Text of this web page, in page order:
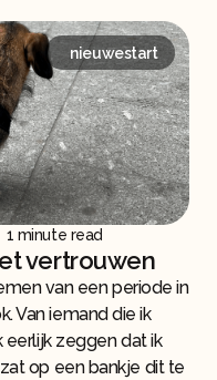
nieuwestart
1 minute read
vertrouwen
van een periode in
Van iemand die ik
eerlijk zeggen dat ik
op een bankje dit te